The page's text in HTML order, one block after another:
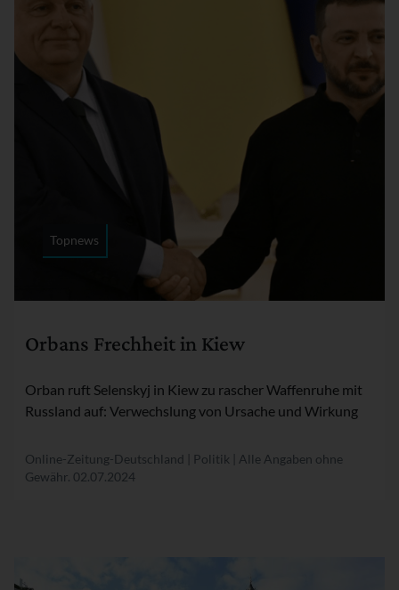
Orbans Frechheit in Kiew
Orban ruft Selenskyj in Kiew zu rascher Waffenruhe mit
Russland auf: Verwechslung von Ursache und Wirkung
Topnews
Online-Zeitung-Deutschland | Politik | Alle Angaben ohne
Gewähr. 02.07.2024